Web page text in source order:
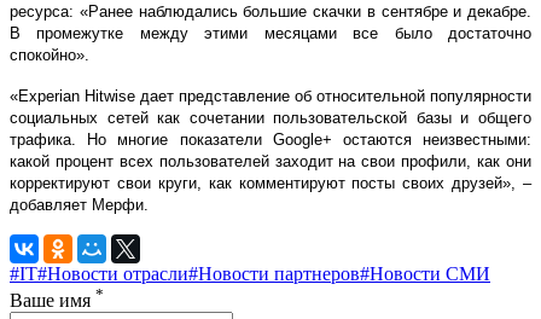
ресурса: «Ранее наблюдались большие скачки в сентябре и декабре.
В промежутке между этими месяцами все было достаточно
спокойно».
«Experian Hitwise дает представление об относительной популярности
социальных сетей как сочетании пользовательской базы и общего
трафика. Но многие показатели Google+ остаются неизвестными:
какой процент всех пользователей заходит на свои профили, как они
корректируют свои круги, как комментируют посты своих друзей», –
добавляет Мерфи.
#IT#Новости отрасли#Новости партнеров#Новости СМИ
Ваше имя *